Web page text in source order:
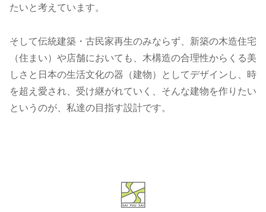
たいと考えています。
そして伝統建築・古民家再生のみならず、新築の木造住宅
（住まい）や店舗においても、木構造の合理性からくる美
しさと日本の生活文化の器（建物）としてデザインし、時
を超え愛され、受け継がれていく、そんな建物を作りたい
というのが、私達の目指す設計です。